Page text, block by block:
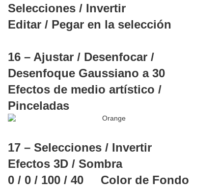
Selecciones / Invertir
Editar / Pegar en la selección
16 – Ajustar / Desenfocar /
Desenfoque Gaussiano a 30
Efectos de medio artístico /
Pinceladas
17 – Selecciones / Invertir
Efectos 3D / Sombra
0 / 0 / 100 / 40 Color de Fondo